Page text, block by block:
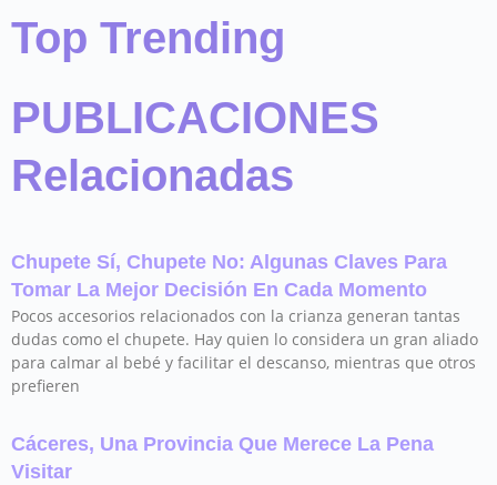
Top Trending
PUBLICACIONES
Relacionadas
Chupete Sí, Chupete No: Algunas Claves Para
Tomar La Mejor Decisión En Cada Momento
Pocos accesorios relacionados con la crianza generan tantas
dudas como el chupete. Hay quien lo considera un gran aliado
para calmar al bebé y facilitar el descanso, mientras que otros
prefieren
Cáceres, Una Provincia Que Merece La Pena
Visitar